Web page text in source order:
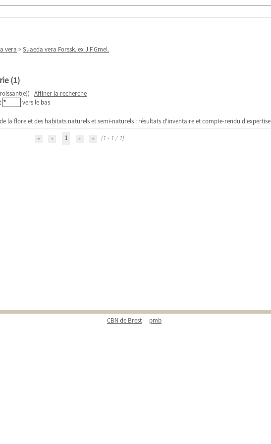
vera >Suaeda vera Forssk. ex J.F.Gmel.
(1)
Affiner la recherche
vers le bas
la flore et des habitats naturels et semi-naturels : résultats d'inventaire et compte-rendu d'expertise
1
(1 - 1 / 1)
CBN de Brest pmb